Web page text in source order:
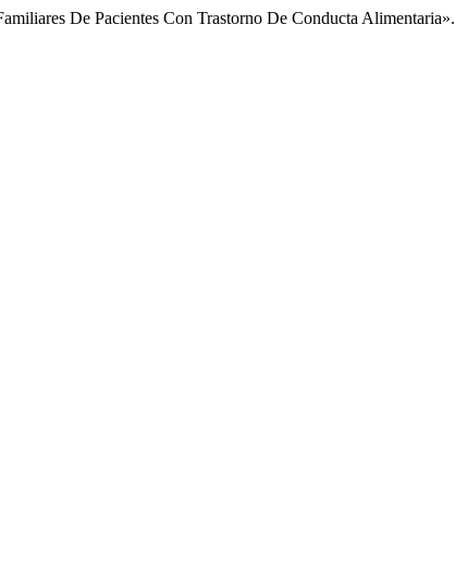
De Pacientes Con Trastorno De Conducta Alimentaria».